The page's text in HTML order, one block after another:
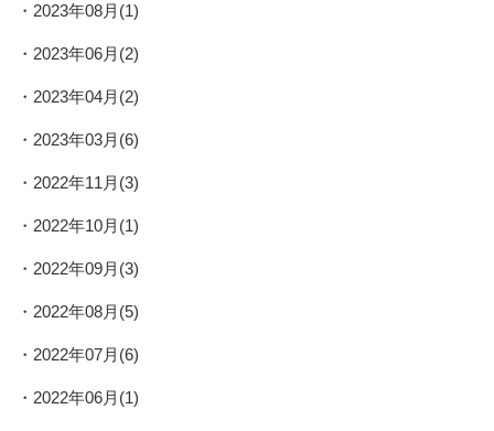
2023年08月(1)
2023年06月(2)
2023年04月(2)
2023年03月(6)
2022年11月(3)
2022年10月(1)
2022年09月(3)
2022年08月(5)
2022年07月(6)
2022年06月(1)